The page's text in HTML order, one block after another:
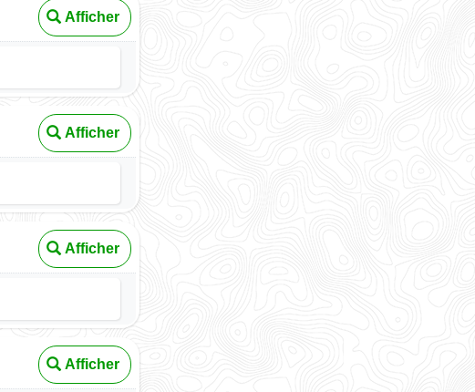
Afficher
Afficher
Afficher
Afficher